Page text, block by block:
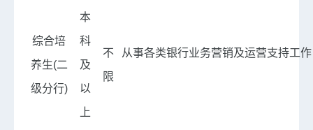
综合培
养生(二
级分行)
本
科
及
以
上
不
限
从事各类银行业务营销及运营支持工